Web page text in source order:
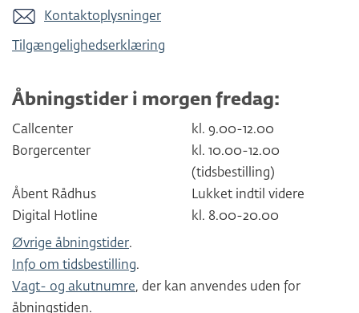
Kontaktoplysninger
Tilgængelighedserklæring
Åbningstider i morgen fredag:
Callcenter
kl. 9.00-12.00
Borgercenter
kl. 10.00-12.00
(tidsbestilling)
Åbent Rådhus
Lukket indtil videre
Digital Hotline
kl. 8.00-20.00
Øvrige åbningstider.
Info om tidsbestilling.
Vagt- og akutnumre, der kan anvendes uden for
åbningstiden.